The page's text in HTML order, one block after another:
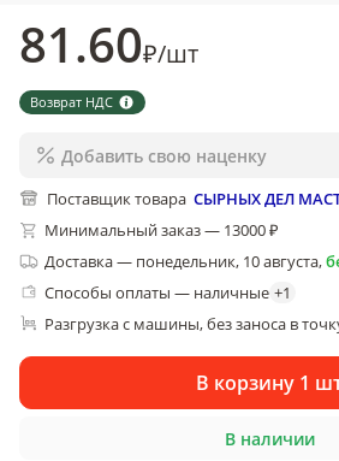
81.60₽/шт
Возврат НДС
Добавить свою наценку
Поставщик товара СЫРНЫХ ДЕЛ
Минимальный заказ — 13000 ₽
Доставка— понедельник, 10 августа,
Способы оплаты — наличные +1
Разгрузка с машины, без заноса в
В корзину 1
В наличии